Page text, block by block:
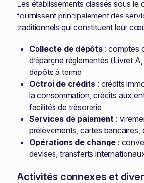
Les établissements classés sous le
fournissent principalement des
traditionnels qui constituent leur
Collecte de dépôts : comptes
d’épargne réglementés (Livret
dépôts à terme
Octroi de crédits : crédits
la consommation, crédits aux
facilités de trésorerie
Services de paiement :
prélèvements, cartes bancaires,
Opérations de change :
devises, transferts
Activités connexes et